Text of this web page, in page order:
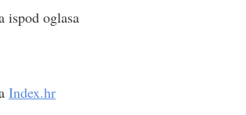
ispod oglasa
Index.hr